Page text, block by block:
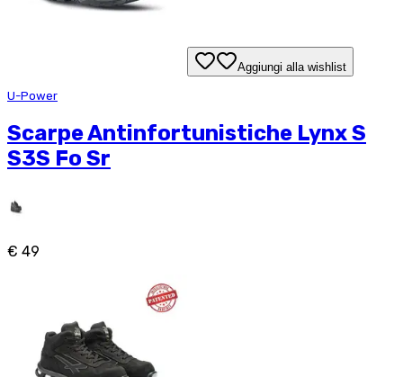
Aggiungi alla wishlist
U-Power
Scarpe Antinfortunistiche Lynx S
S3S Fo Sr
€ 49